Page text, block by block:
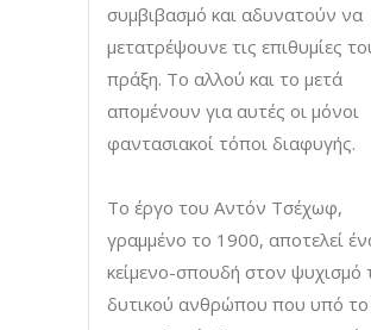
συμβιβασμό και αδυνατούν να
μετατρέψουνε τις επιθυμίες
πράξη. Το αλλού και το μετά
απομένουν για αυτές οι μόνοι
φαντασιακοί τόποι διαφυγής.
Το έργο του Αντόν Τσέχωφ,
γραμμένο το 1900, αποτελεί
κείμενο-σπουδή στον ψυχισμό
δυτικού ανθρώπου που υπό